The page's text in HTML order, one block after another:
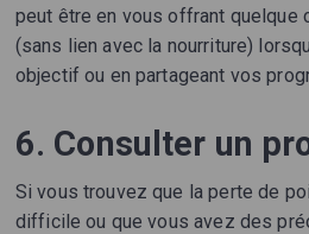
peut être en vous offrant quelque
(sans lien avec la nourriture)
objectif ou en partageant vos
6. Consulter un
Si vous trouvez que la perte de
difficile ou que vous avez des